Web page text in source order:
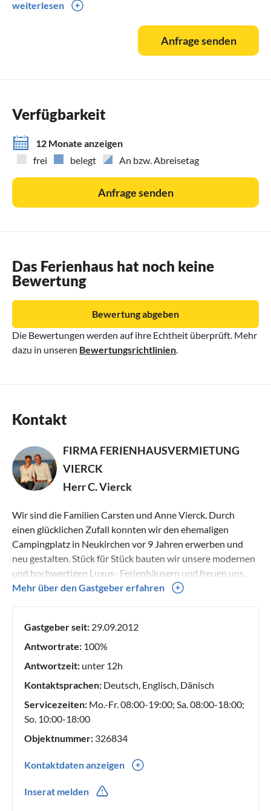
können Sie Richtung Norden "Fernsehen"
Was gibt es schöneres, als den Booten beim Segeln
zuzuschauen oder am Abend die Lichter von Sonderburg zu
beobachten? Der direkte Wasserblick lädt aus der oberen
weiterlesen
Anfrage senden
Verfügbarkeit
12 Monate anzeigen
frei
belegt An bzw. Abreisetag
Anfrage senden
Das Ferienhaus hat noch keine
Bewertung
Die Bewertungen werden auf ihre Echtheit überprüft. Mehr
dazu in unseren Bewertungsrichtlinien
Bewertung abgeben
Kontakt
FIRMA FERIENHAUSVERMIETUNG
VIERCK
Herr C. Vierck
Wir sind die Familien Carsten und Anne Vierck. Durch
einen glücklichen Zufall konnten wir den ehemaligen
Campingplatz in Neukirchen vor 9 Jahren erwerben und
neu gestalten. Stück für Stück bauten wir unsere modernen
und hochwertigen Luxus- Ferienhäusern und freuen uns,
wenn Gäste unser schönes und ruhiges Fleckchen Erde
Mehr über den Gastgeber erfahren
Gastgeber seit: 29.09.2012
Antwortrate: 100%
Antwortzeit: unter 12h
Kontaktsprachen: Deutsch, Englisch, Dänisch
Servicezeiten: Mo.-Fr. 08:00-19:00; Sa. 08:00-18:00;
So. 10:00-18:00
Objektnummer: 326834
Kontaktdaten anzeigen
Inserat melden